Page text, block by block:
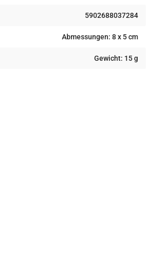
5902688037284
Abmessungen: 8 x 5 cm
Gewicht: 15 g